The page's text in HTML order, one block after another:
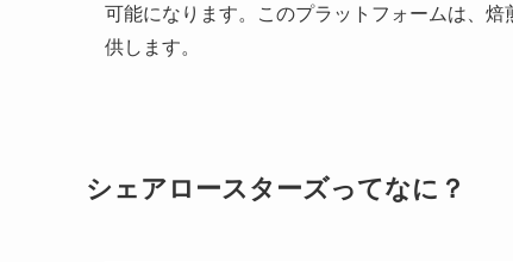
可能になります。このプラットフォームは、
供します。
シェアロースターズってなに？